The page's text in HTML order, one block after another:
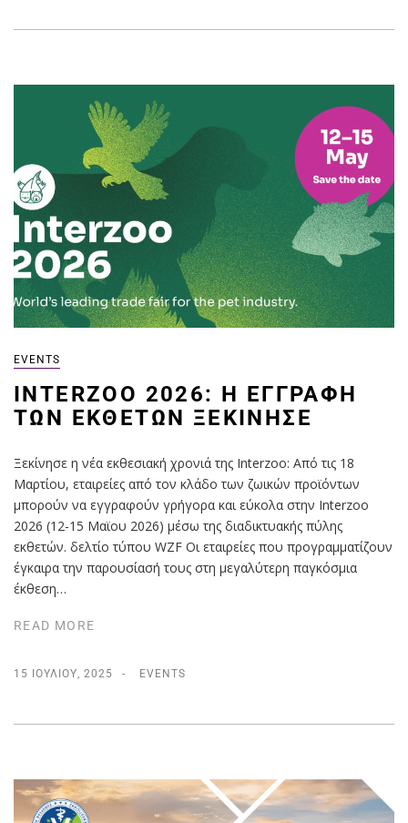
EVENTS
INTERZOO 2026: H ΕΓΓΡΑΦΉ
ΤΩΝ ΕΚΘΕΤΏΝ ΞΕΚΊΝΗΣΕ
Ξεκίνησε η νέα εκθεσιακή χρονιά της Interzoo: Από τις 18
Μαρτίου, εταιρείες από τον κλάδο των ζωικών προϊόντων
μπορούν να εγγραφούν γρήγορα και εύκολα στην Interzoo
2026 (12-15 Μαϊου 2026) μέσω της διαδικτυακής πύλης
εκθετών. δελτίο τύπου WZF Οι εταιρείες που προγραμματίζουν
έγκαιρα την παρουσίασή τους στη μεγαλύτερη παγκόσμια
έκθεση…
READ MORE
15 ΙΟΥΛΊΟΥ, 2025 EVENTS